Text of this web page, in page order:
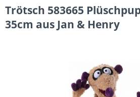
Trötsch 583665
35cm aus Jan & Henry